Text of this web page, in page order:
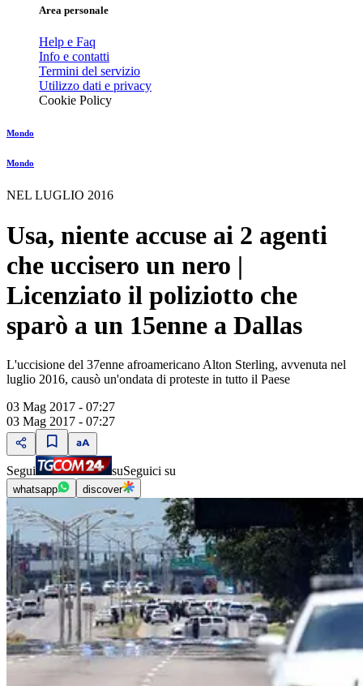
Area personale
Help e Faq
Info e contatti
Termini del servizio
Utilizzo dati e privacy
Cookie Policy
Mondo
Mondo
NEL LUGLIO 2016
Usa, niente accuse ai 2 agenti
che uccisero un nero |
Licenziato il poliziotto che
sparò a un 15enne a Dallas
L'uccisione del 37enne afroamericano Alton Sterling, avvenuta nel
luglio 2016, causò un'ondata di proteste in tutto il Paese
03 Mag 2017 - 07:27
03 Mag 2017 - 07:27
Segui suSeguici su
whatsapp discover